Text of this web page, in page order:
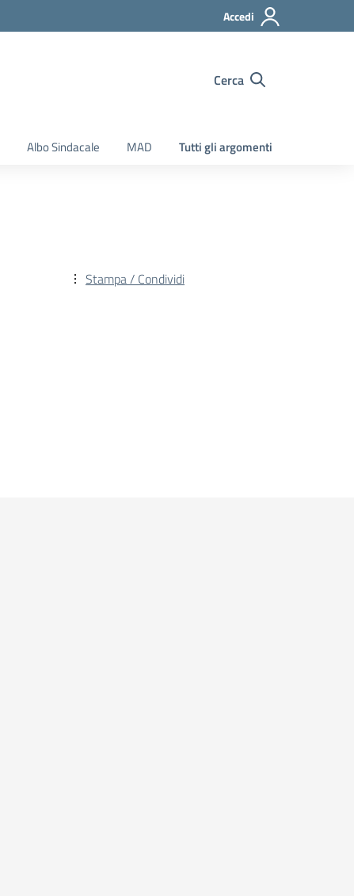
Accedi
Cerca
Albo Sindacale MAD Tutti gli argomenti
Stampa / Condividi